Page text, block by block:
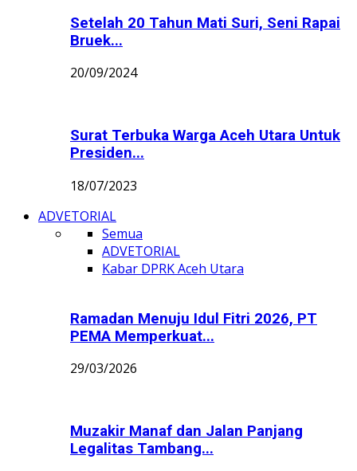
Setelah 20 Tahun Mati Suri, Seni Rapai
Bruek...
20/09/2024
Surat Terbuka Warga Aceh Utara Untuk
Presiden...
18/07/2023
ADVETORIAL
Semua
ADVETORIAL
Kabar DPRK Aceh Utara
Ramadan Menuju Idul Fitri 2026, PT
PEMA Memperkuat...
29/03/2026
Muzakir Manaf dan Jalan Panjang
Legalitas Tambang...